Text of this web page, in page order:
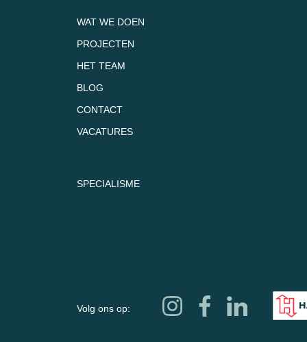
WAT WE DOEN
PROJECTEN
HET TEAM
BLOG
CONTACT
VACATURES
SPECIALISME
Volg ons op: